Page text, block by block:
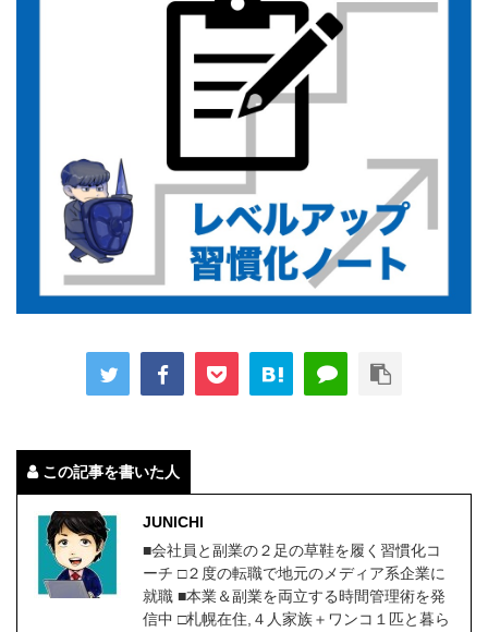
この記事を書いた人
JUNICHI
■会社員と副業の２足の草鞋を履く習慣化コ
ーチ □２度の転職で地元のメディア系企業に
就職 ■本業＆副業を両立する時間管理術を発
信中 □札幌在住,４人家族＋ワンコ１匹と暮ら